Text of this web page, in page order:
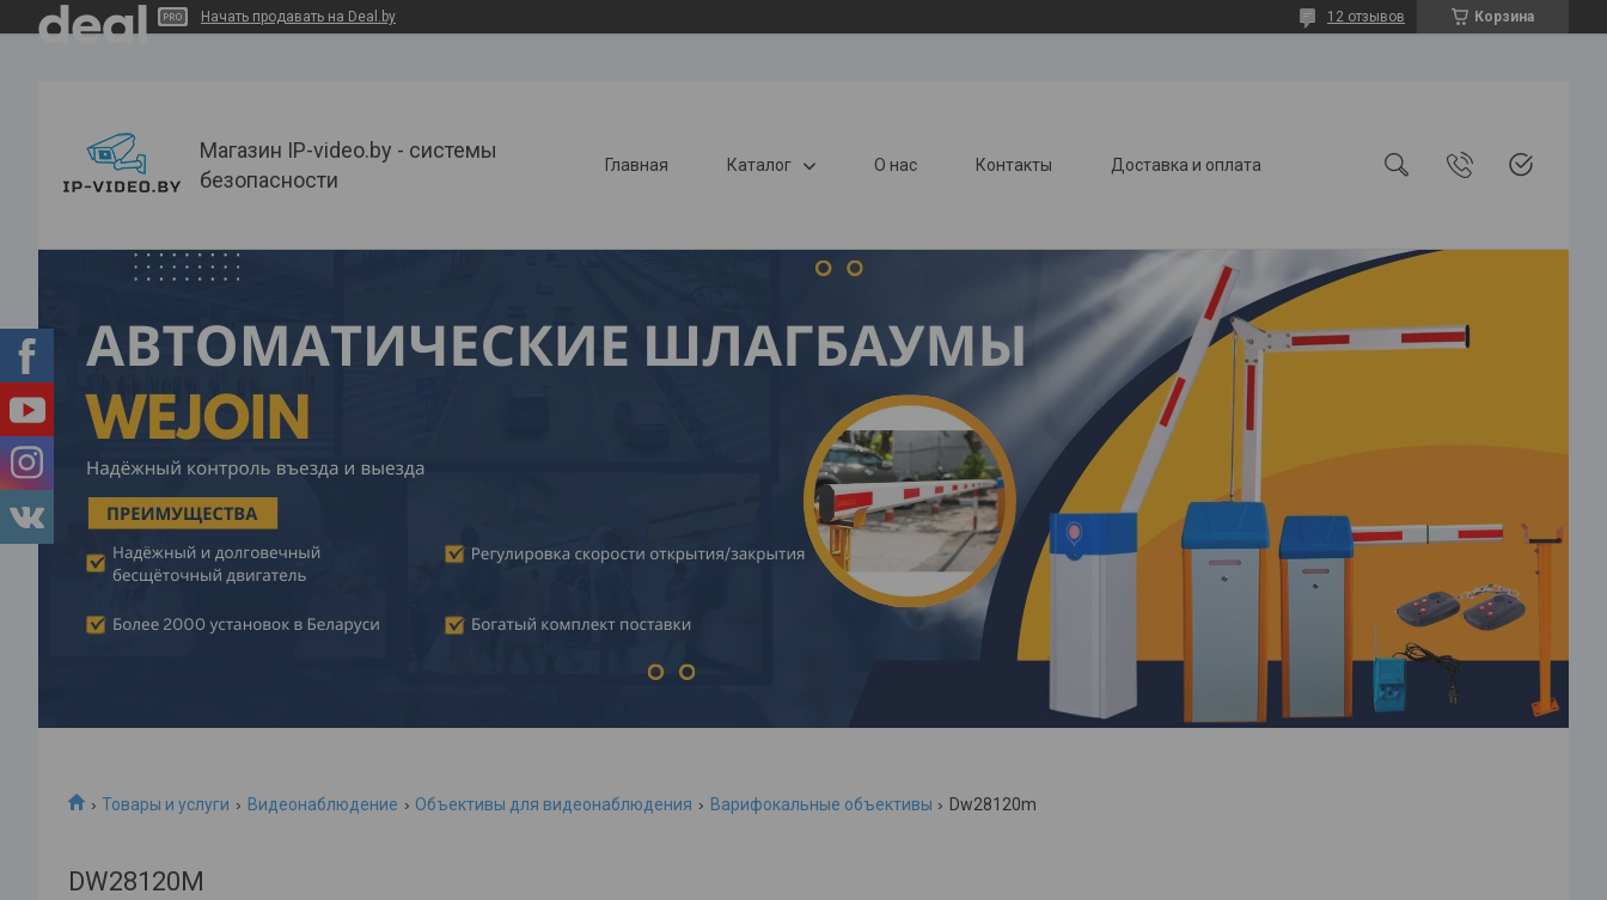
Начать продавать на Deal.by Корзина
12 отзывов
Магазин IP-video.by - системы
безопасности
Главная Каталог О нас Контакты Доставка и оплата
Товары и услуги Видеонаблюдение Объективы для видеонаблюдения Варифокальные объективы Dw28120m
DW28120M